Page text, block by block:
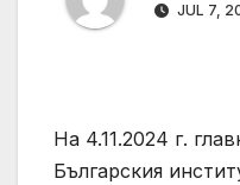
JUL 7,
На 4.11.2024 г.
Българския